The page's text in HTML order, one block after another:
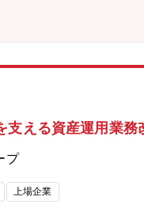
支える資産運用業務
プ
上場企業